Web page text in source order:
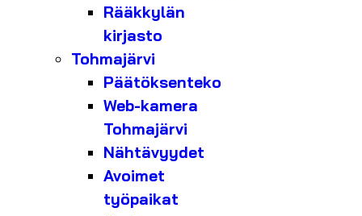
Rääkkylän
kirjasto
Tohmajärvi
Päätöksenteko
Web-kamera
Tohmajärvi
Nähtävyydet
Avoimet
työpaikat